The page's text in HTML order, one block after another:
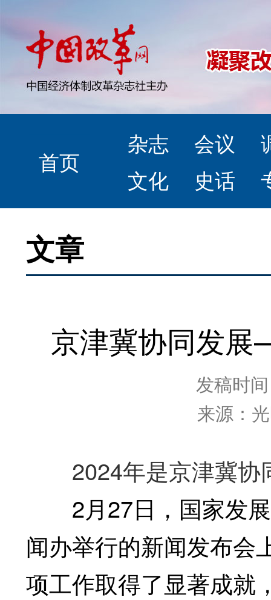
首页
杂志 会议
文化
史话
文章
京津冀协同发
发稿时
来源：
2024年是京津冀协
2月27日，国家发展
闻办举行的新闻发布会
项工作取得了显著成就